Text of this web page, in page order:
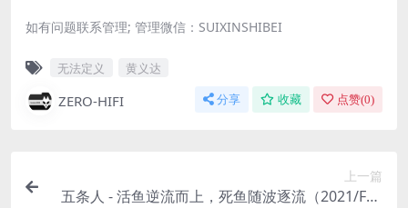
如有问题联系管理; 管理微信：SUIXINSHIBEI
无法定义 黄义达
ZERO-HIFI 分享 收藏 点赞(0)
上一篇
五条人 - 活鱼逆流而上，死鱼随波逐流（2021/FLA